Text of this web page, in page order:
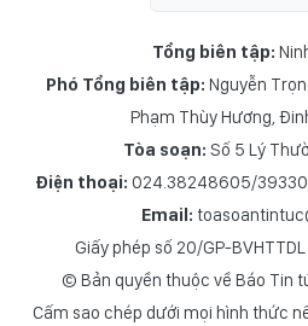
Tổng biên tập:
Phó Tổng biên tập: Nguyễn
Phạm Thùy Hương
Tòa soạn: Số 5 Lý
Điện thoại: 024.38248605/
Email:
Giấy phép số 20/GP-
© Bản quyền thuộc về Báo Tin
Cấm sao chép dưới mọi hình thức